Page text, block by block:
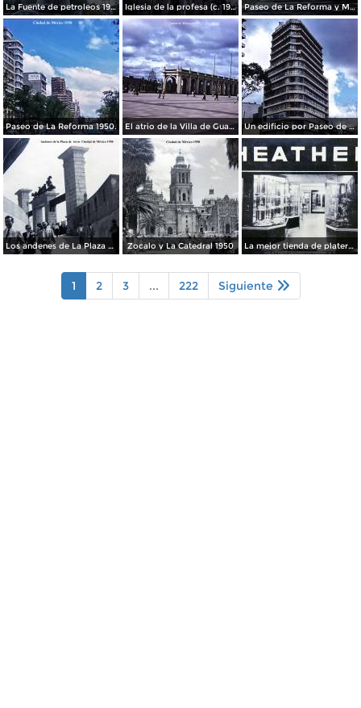
La Fuente de petroleos 1950. Iglesia de la profesa (c. 1950) Paseo de La Reforma y Mto a La Independencia 1950
Paseo de La Reforma 1950. El atrio de la Villa de Guadalupe 1950. Un edificio por Paseo de La Reforma 1950
Los andenes de La Plaza de toros Ciudad de México 1950 Zocalo y La Catedral 1950 La mejor tienda de plateria.
1 2 3 ... 222 Siguiente